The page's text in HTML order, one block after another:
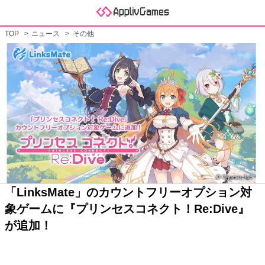
TOP ニュース その他
「LinksMate」のカウントフリーオプション対
象ゲームに『プリンセスコネクト！Re:Dive』
が追加！